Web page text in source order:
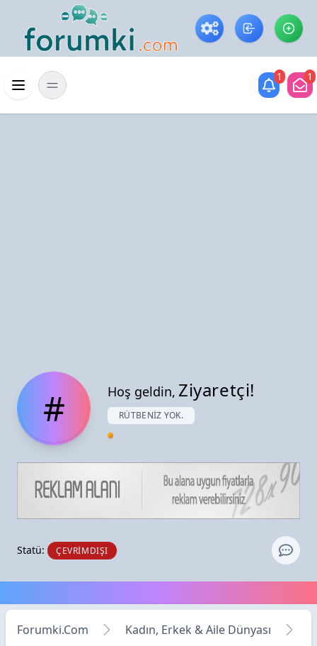
Skip to main content
Menü
1 1
# Hoş geldin, Ziyaretçi!
RÜTBENIZ YOK.
Statü: ÇEVRIMDIŞI
Forumki.Com
Kadın, Erkek & Aile Dünyası